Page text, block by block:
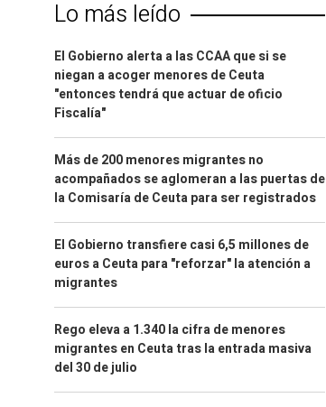
Lo más leído
El Gobierno alerta a las CCAA que si se
niegan a acoger menores de Ceuta
"entonces tendrá que actuar de oficio
Fiscalía"
Más de 200 menores migrantes no
acompañados se aglomeran a las puertas de
la Comisaría de Ceuta para ser registrados
El Gobierno transfiere casi 6,5 millones de
euros a Ceuta para "reforzar" la atención a
migrantes
Rego eleva a 1.340 la cifra de menores
migrantes en Ceuta tras la entrada masiva
del 30 de julio